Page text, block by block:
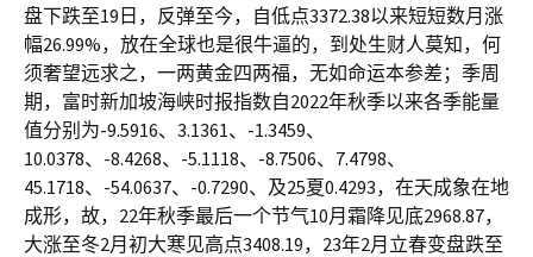
盘下跌至19日，反弹至今，自低点3372.38以来短短数月涨
幅26.99%，放在全球也是很牛逼的，到处生财人莫知，何
须奢望远求之，一两黄金四两福，无如命运本参差；季周
期，富时新加坡海峡时报指数自2022年秋季以来各季能量
值分别为-9.5916、3.1361、-1.3459、
10.0378、-8.4268、-5.1118、-8.7506、7.4798、
45.1718、-54.0637、-0.7290、及25夏0.4293，在天成象在地
成形，故，22年秋季最后一个节气10月霜降见底2968.87，
大涨至冬2月初大寒见高点3408.19，23年2月立春变盘跌至